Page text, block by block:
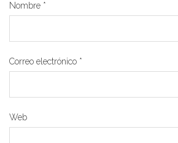
Nombre *
Correo electrónico *
Web